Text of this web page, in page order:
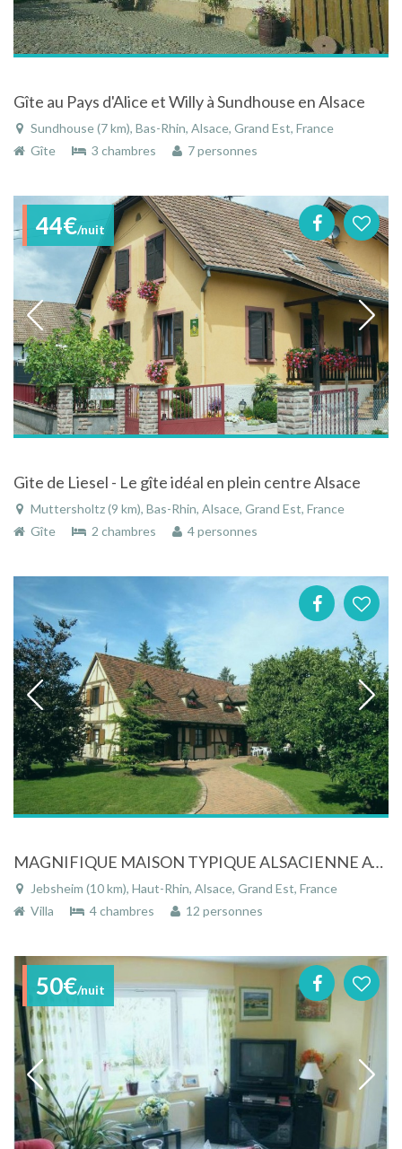
Gîte au Pays d'Alice et Willy à Sundhouse en Alsace
Sundhouse (7 km), Bas-Rhin, Alsace, Grand Est, France
Gîte
3 chambres 7 personnes
44€/nuit
Gite de Liesel - Le gîte idéal en plein centre Alsace
Muttersholtz (9 km), Bas-Rhin, Alsace, Grand Est, France
Gîte
2 chambres 4 personnes
MAGNIFIQUE MAISON TYPIQUE ALSACIENNE AU CALME PRES DE COLMAR 12 PERSONNES
Jebsheim (10 km), Haut-Rhin, Alsace, Grand Est, France
Villa
4 chambres 12 personnes
50€/nuit